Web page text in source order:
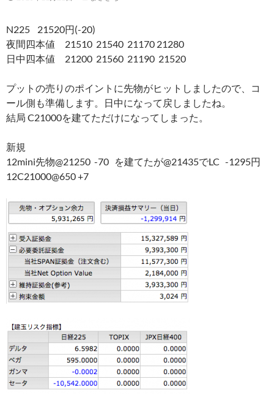
N225 21520円(-20)
夜間四本値 21510 21540 21170 21280
日中四本値 21200 21560 21190 21520
プットの売りのポイントに先物がヒットしましたので、コ
ール側も準備します。日中になって戻しましたね。
結局 C21000を建てただけになってしまった。
新規
12mini先物@21250 -70 を建てたが@21435でLC -1295円
12C21000@650 +7